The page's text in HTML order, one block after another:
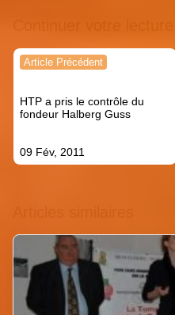
Navigation
l’article
Article Précédent
HTP a pris le contrôle du
fondeur Halberg Guss
09 Fév, 2011